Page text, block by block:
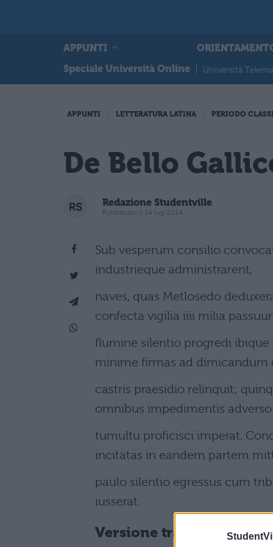
APPUNTI
Speciale Università Online
Università
APPUNTI LETTERATURA LATINA PERIODO
De Bello
Redazione Studentville
Pubblicato il 14 lug 2014
Sub vesperum consilio
industrieque administrarent,
naves, quas Metlosedo
confecta vigilia iiii milia
flumine silentio progredi ibique
minime firmas ad dimicandum
castris praesidio relinquit;
omnibus impedimentis
tumultu proficisci imperat.
incitatas in eandem partem
paulo silentio egressus cum
iusserat.
Versione tradotta